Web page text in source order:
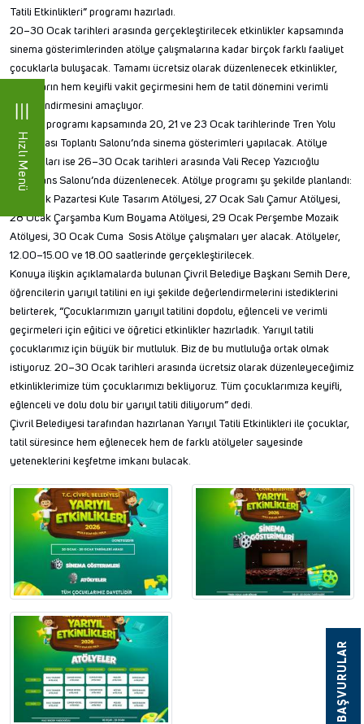
Hızlı Menü
BAŞVURULAR
Tatili Etkinlikleri” programı hazırladı.
20–30 Ocak tarihleri arasında gerçekleştirilecek etkinlikler kapsamında
sinema gösterimlerinden atölye çalışmalarına kadar birçok farklı faaliyet
çocuklarla buluşacak. Tamamı ücretsiz olarak düzenlenecek etkinlikler,
çocukların hem keyifli vakit geçirmesini hem de tatil dönemini verimli
değerlendirmesini amaçlıyor.
Etkinlik programı kapsamında 20, 21 ve 23 Ocak tarihlerinde Tren Yolu
Gar Binası Toplantı Salonu’nda sinema gösterimleri yapılacak. Atölye
çalışmaları ise 26–30 Ocak tarihleri arasında Vali Recep Yazıcıoğlu
Konferans Salonu’nda düzenlenecek. Atölye programı şu şekilde planlandı:
26 Ocak Pazartesi Kule Tasarım Atölyesi, 27 Ocak Salı Çamur Atölyesi,
28 Ocak Çarşamba Kum Boyama Atölyesi, 29 Ocak Perşembe Mozaik
Atölyesi, 30 Ocak Cuma Sosis Atölye çalışmaları yer alacak. Atölyeler,
12.00–15.00 ve 18.00 saatlerinde gerçekleştirilecek.
Konuya ilişkin açıklamalarda bulunan Çivril Belediye Başkanı Semih Dere,
öğrencilerin yarıyıl tatilini en iyi şekilde değerlendirmelerini istediklerini
belirterek, “Çocuklarımızın yarıyıl tatilini dopdolu, eğlenceli ve verimli
geçirmeleri için eğitici ve öğretici etkinlikler hazırladık. Yarıyıl tatili
çocuklarımız için büyük bir mutluluk. Biz de bu mutluluğa ortak olmak
istiyoruz. 20–30 Ocak tarihleri arasında ücretsiz olarak düzenleyeceğimiz
etkinliklerimize tüm çocuklarımızı bekliyoruz. Tüm çocuklarımıza keyifli,
eğlenceli ve dolu dolu bir yarıyıl tatili diliyorum” dedi.
Çivril Belediyesi tarafından hazırlanan Yarıyıl Tatili Etkinlikleri ile çocuklar,
tatil süresince hem eğlenecek hem de farklı atölyeler sayesinde
yeteneklerini keşfetme imkanı bulacak.